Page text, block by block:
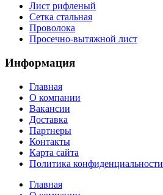
Лист рифленый
Сетка стальная
Проволока
Просечно-вытяжной лист
Информация
Главная
О компании
Вакансии
Доставка
Партнеры
Контакты
Карта сайта
Политика конфиденциальности
Главная